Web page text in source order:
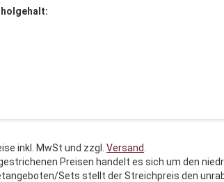
inkl. MwSt und zzgl. Versand
Preisen handelt es sich um den
Sets stellt der Streichpreis den